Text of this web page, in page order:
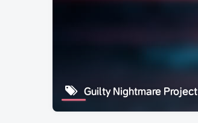
Guilty Nightmare Project